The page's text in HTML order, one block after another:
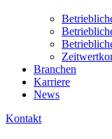
Branchen
Karriere
News
Kontakt